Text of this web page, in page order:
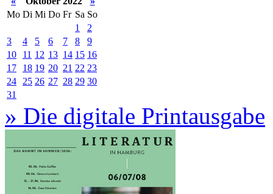
Mo Di Mi Do Fr Sa So
1
2
3
4 5 6 7 8
9
10
11 12 13 14 15 16
17
18 19 20 21 22 23
24
25 26 27 28 29 30
31
» Die digitale Printausgabe